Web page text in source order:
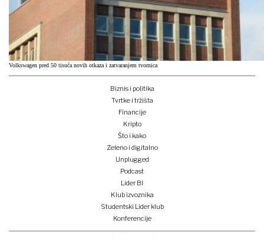
Volkswagen pred 50 tisuća novih otkaza i zatvaranjem tvornica
Biznis i politika
Tvrtke i tržišta
Financije
Kripto
Što i kako
Zeleno i digitalno
Unplugged
Podcast
Lider BI
Klub izvoznika
Studentski Lider klub
Konferencije